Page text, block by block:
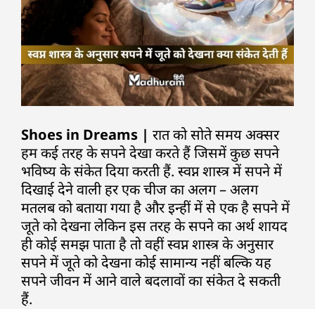
Shoes in Dreams | रात को सोते समय अक्सर
हम कई तरह के सपने देखा करते हैं जिसमें कुछ सपने
भविष्य के संकेत दिया करती हैं. स्वप्न शास्त्र में सपने में
दिखाई देने वाली हर एक चीज का अलग – अलग
मतलब को बताया गया है और इन्हीं में से एक है सपने में
जूते को देखना लेकिन इस तरह के सपने का अर्थ शायद
ही कोई समझ पाता है तो वहीं स्वप्न शास्त्र के अनुसार
सपने में जूते को देखना कोई सामान्य नहीं बल्कि यह
सपने जीवन में आने वाले बदलावों का संकेत दे सकती
हैं.